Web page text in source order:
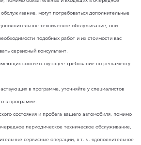
могут потребоваться дополнительные
дополнительное техническое обслуживание, они
подобных работ и их стоимости вас
сервисный консультант.
соответствующее требование по регламенту
в программе, уточняйте у специалистов
в программе.
состояния и пробега вашего автомобиля, помимо
периодическое техническое обслуживание,
сервисные операции, в т. ч. «дополнительное